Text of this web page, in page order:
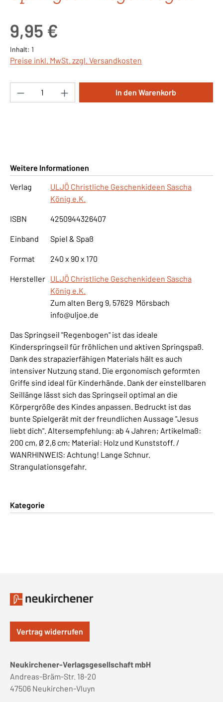
9,95 €
Inhalt: 1
Preise inkl. MwSt. zzgl. Versandkosten
Produkt Anzahl: Gib den gewünschten
In den Warenkorb
Weitere Informationen
Verlag
ULJÖ Christliche Geschenkideen Sascha
König e.K.
ISBN 4250944326407
Einband Spiel & Spaß
Format 240 x 90 x 170
Hersteller ULJÖ Christliche Geschenkideen Sascha
König e.K.
Zum alten Berg 9, 57629 Mörsbach
info@uljoe.de
Das Springseil "Regenbogen" ist das ideale
Kinderspringseil für fröhlichen und aktiven Springspaß.
Dank des strapazierfähigen Materials hält es auch
intensiver Nutzung stand. Die ergonomisch geformten
Griffe sind ideal für Kinderhände. Dank der einstellbaren
Seillänge lässt sich das Springseil optimal an die
Körpergröße des Kindes anpassen. Bedruckt ist das
bunte Spielgerät mit der freundlichen Aussage "Jesus
liebt dich". Altersempfehlung: ab 4 Jahren; Artikelmaß:
200 cm, Ø 2,6 cm; Material: Holz und Kunststoff. /
WANRHINWEIS: Achtung! Lange Schnur.
Strangulationsgefahr.
Kategorie
Vertrag widerrufen
Neukirchener-Verlagsgesellschaft mbH
Andreas-Bräm-Str. 18-20
47506 Neukirchen-Vluyn